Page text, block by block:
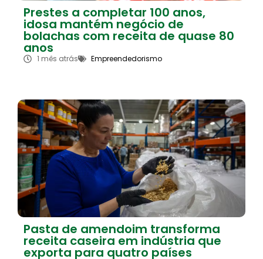
Prestes a completar 100 anos,
idosa mantém negócio de
bolachas com receita de quase 80
anos
1 mês atrás Empreendedorismo
Pasta de amendoim transforma
receita caseira em indústria que
exporta para quatro países